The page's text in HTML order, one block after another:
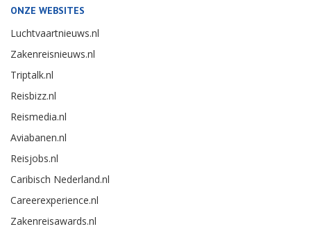
ONZE WEBSITES
Luchtvaartnieuws.nl
Zakenreisnieuws.nl
Triptalk.nl
Reisbizz.nl
Reismedia.nl
Aviabanen.nl
Reisjobs.nl
Caribisch Nederland.nl
Careerexperience.nl
Zakenreisawards.nl